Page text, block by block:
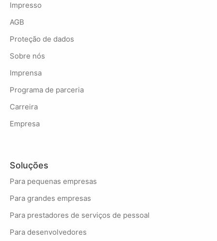
Impresso
AGB
Proteção de dados
Sobre nós
Imprensa
Programa de parceria
Carreira
Empresa
Soluções
Para pequenas empresas
Para grandes empresas
Para prestadores de serviços de pessoal
Para desenvolvedores